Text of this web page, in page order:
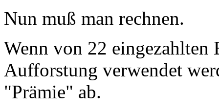
Nun muß man rechnen.
Wenn von 22
Aufforstung verwendet
"Prämie" ab.